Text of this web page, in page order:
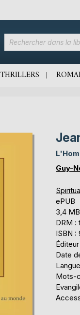
THRILLERS
Guy-
ePUB
3,4 MB
DRM :
ISBN :
Date
Mots-